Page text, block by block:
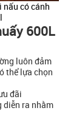
nấu có cánh
600L
luôn đảm
thể lựa chọn
đãi
diễn ra nhằm